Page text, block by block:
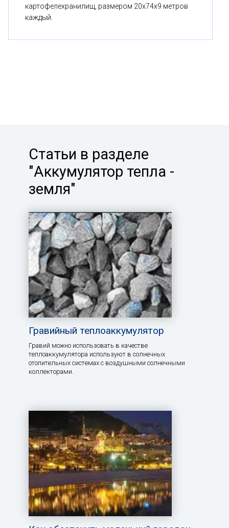
картофелехранилищ, размером 20x74x9 метров
каждый.
Статьи в разделе
"Аккумулятор тепла -
земля"
Гравийный теплоаккумулятор
Гравий можно использовать в качестве
теплоаккумулятора используют в солнечных
отопительных системах с воздушными солнечными
коллекторами.